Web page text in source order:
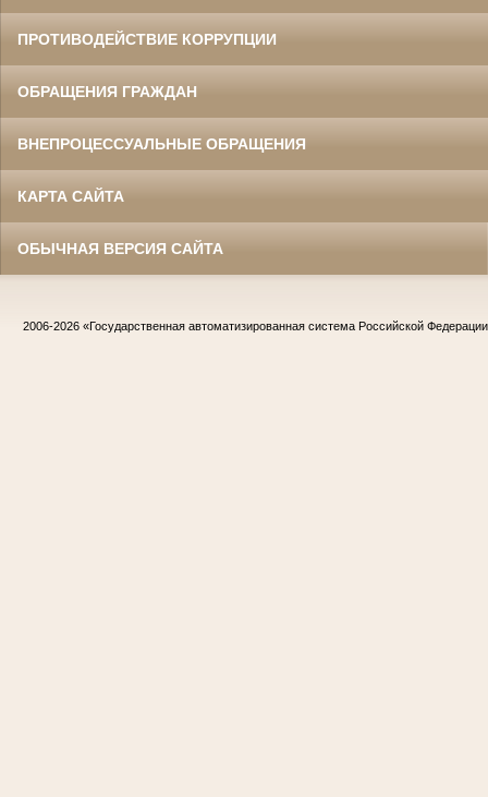
ПРОТИВОДЕЙСТВИЕ КОРРУПЦИИ
ОБРАЩЕНИЯ ГРАЖДАН
ВНЕПРОЦЕССУАЛЬНЫЕ ОБРАЩЕНИЯ
КАРТА САЙТА
ОБЫЧНАЯ ВЕРСИЯ САЙТА
2006-2026 «Государственная автоматизированная система Российской